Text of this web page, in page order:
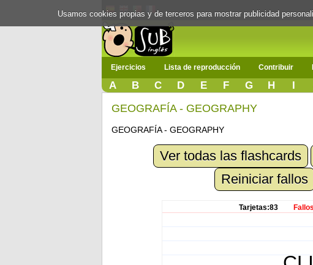
Ejercicios Lista de reproducción Contribuir
A B C D E F G H I
GEOGRAFÍA - GEOGRAPHY
GEOGRAFÍA - GEOGRAPHY
Ver todas las flashcards
Reiniciar fallos
Tarjetas:83
Usamos cookies propias y de terceros para mostrar publicidad